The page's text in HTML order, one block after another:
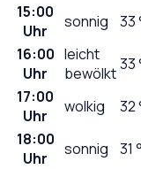
15:00
Uhr
sonnig 33
16:00
Uhr
leicht
bewölkt33
17:00
Uhr
wolkig 32
18:00
Uhr
sonnig 31